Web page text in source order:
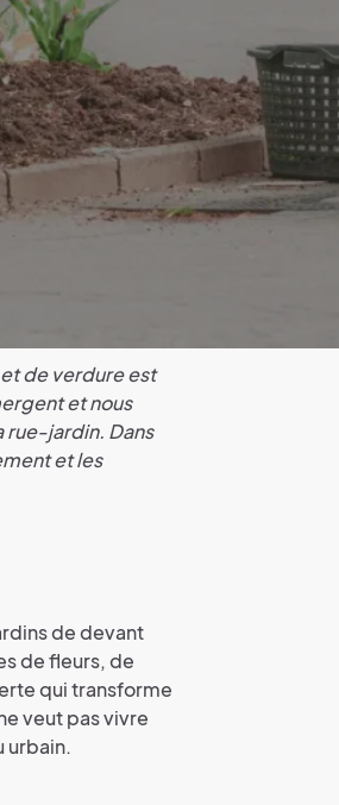
de verdure est
et nous
rue-jardin. Dans
et les
de devant
de fleurs, de
qui transforme
veut pas vivre
urbain.